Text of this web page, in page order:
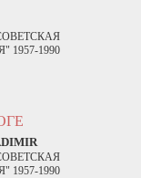
1990
1990